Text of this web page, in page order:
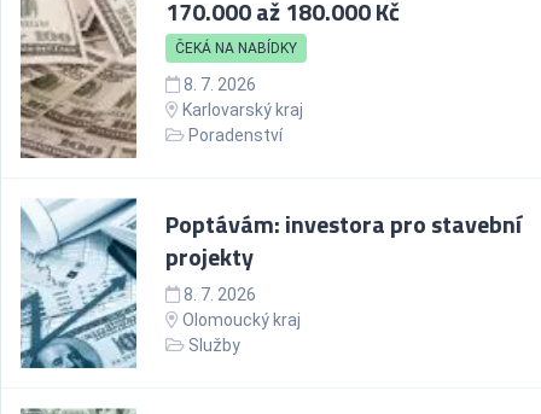
170.000 až 180.000 Kč
ČEKÁ NA NABÍDKY
8. 7. 2026
Karlovarský kraj
Poradenství
Poptávám: investora pro stavební
projekty
8. 7. 2026
Olomoucký kraj
Služby